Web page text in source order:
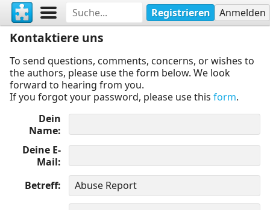
Registrieren Anmelden
Kontaktiere uns
To send questions, comments, concerns, or wishes to
the authors, please use the form below. We look
forward to hearing from you.
If you forgot your password, please use this form.
Dein
Name
Deine E-
Mail
Betreff